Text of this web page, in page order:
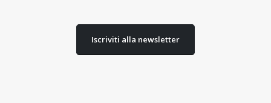
Iscriviti alla newsletter